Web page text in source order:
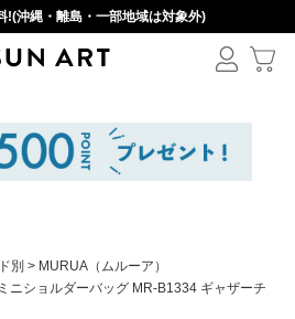
!(沖縄・離島・一部地域は対象外)
別
MURUA（ムルーア）
ニショルダーバッグ MR-B1334 ギャザーチ